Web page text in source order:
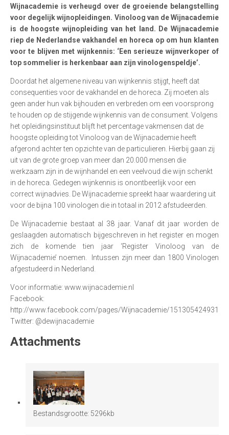
Wijnacademie is verheugd over de groeiende belangstelling
voor degelijk wijnopleidingen. Vinoloog van de Wijnacademie
is de hoogste wijnopleiding van het land. De Wijnacademie
riep de Nederlandse vakhandel en horeca op om hun klanten
voor te blijven met wijnkennis: ‘Een serieuze wijnverkoper of
top sommelier is herkenbaar aan zijn vinologenspeldje’.
Doordat het algemene niveau van wijnkennis stijgt, heeft dat
consequenties voor de vakhandel en de horeca. Zij moeten als
geen ander hun vak bijhouden en verbreden om een voorsprong
te houden op de stijgende wijnkennis van de consument. Volgens
het opleidingsinstituut blijft het percentage vakmensen dat de
hoogste opleiding tot Vinoloog van de Wijnacademie heeft
afgerond achter ten opzichte van de particulieren. Hierbij gaan zij
uit van de grote groep van meer dan 20.000 mensen die
werkzaam zijn in de wijnhandel en een veelvoud die wijn schenkt
in de horeca. Gedegen wijnkennis is onontbeerlijk voor een
correct wijnadvies. De Wijnacademie spreekt haar waardering uit
voor de bijna 100 vinologen die in totaal in 2012 afstudeerden.
De Wijnacademie bestaat al 38 jaar. Vanaf dit jaar worden de
geslaagden automatisch bijgeschreven in het register en mogen
zich de komende tien jaar ‘Register Vinoloog van de
Wijnacademie’ noemen. Intussen zijn meer dan 1800 Vinologen
afgestudeerd in Nederland.
Voor informatie: www.wijnacademie.nl
Facebook:
http://www.facebook.com/pages/Wijnacademie/
Twitter: @dewijnacademie
Attachments
Bestandsgrootte: 5296kb